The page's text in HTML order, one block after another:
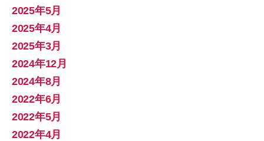
2025年5月
2025年4月
2025年3月
2024年12月
2024年8月
2022年6月
2022年5月
2022年4月